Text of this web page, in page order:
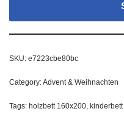
SKU: e7223cbe80bc
Category:Advent & Weihnachten
Tags: holzbett 160x200,